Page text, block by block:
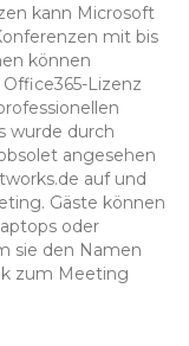
kann Microsoft
mit bis
können
Lizenz
wurde durch
angesehen
auf und
Gäste können
oder
sie den Namen
zum Meeting